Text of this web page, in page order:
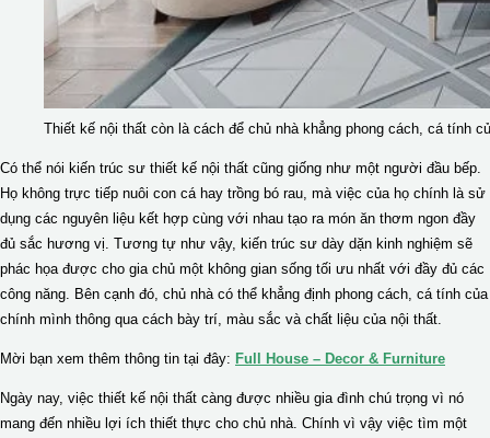
Thiết kế nội thất còn là cách để chủ nhà khẳng phong cách, cá tính
Có thể nói kiến trúc sư thiết kế nội thất cũng giống như một người đầu bếp.
Họ không trực tiếp nuôi con cá hay trồng bó rau, mà việc của họ chính là sử
dụng các nguyên liệu kết hợp cùng với nhau tạo ra món ăn thơm ngon đầy
đủ sắc hương vị. Tương tự như vậy, kiến trúc sư dày dặn kinh nghiệm sẽ
phác họa được cho gia chủ một không gian sống tối ưu nhất với đầy đủ các
công năng. Bên cạnh đó, chủ nhà có thể khẳng định phong cách, cá tính của
chính mình thông qua cách bày trí, màu sắc và chất liệu của nội thất.
Mời bạn xem thêm thông tin tại đây: Full House – Decor & Furniture
Ngày nay, việc thiết kế nội thất càng được nhiều gia đình chú trọng vì nó
mang đến nhiều lợi ích thiết thực cho chủ nhà. Chính vì vậy việc tìm một